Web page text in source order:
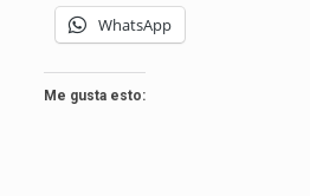
WhatsApp
Me gusta esto: